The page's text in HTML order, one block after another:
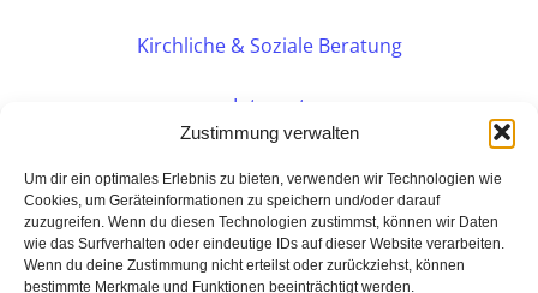
Zustimmung verwalten
Um dir ein optimales Erlebnis zu bieten, verwenden wir Technologien wie
Cookies, um Geräteinformationen zu speichern und/oder darauf
zuzugreifen. Wenn du diesen Technologien zustimmst, können wir Daten
wie das Surfverhalten oder eindeutige IDs auf dieser Website verarbeiten.
Wenn du deine Zustimmung nicht erteilst oder zurückziehst, können
bestimmte Merkmale und Funktionen beeinträchtigt werden.
Kirchliche & Soziale Beratung
Intranet
PERSÖNLICHE BERATUNG